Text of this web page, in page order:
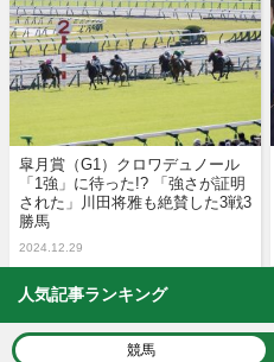
皐月賞（G1）クロワデュノール
「1強」に待った!? 「強さが証明
された」川田将雅も絶賛した3戦3
勝馬
2024.12.29
人気記事ランキング
競馬